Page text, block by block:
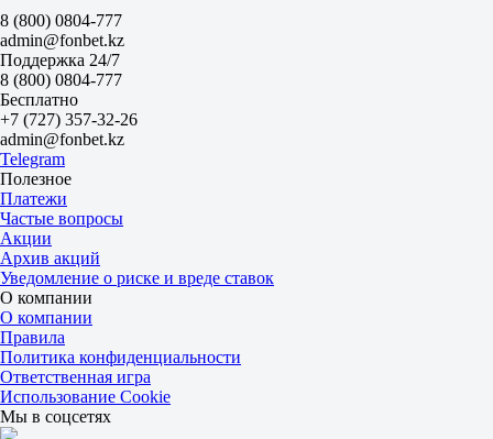
Да
2.07
Нет
1.68
ИТ 1
Б
М
0.5
1.30
3.20
ИТ 2
Б
М
0.5
1.55
2.30
Англия (POVEZLO)
-
Франция (PSPRO)
Сегодня в 01:17
3.40
3.00
8 (800) 0804-777
admin@fonbet.kz
Поддержка 24/7
8 (800) 0804-777
Бесплатно
+7 (727) 357-32-26
admin@fonbet.kz
Telegram
Полезное
Платежи
Частые вопросы
Акции
Архив акций
Уведомление о риске и вреде ставок
О компании
О компании
Правила
Политика конфиденциальности
Ответственная игра
Использование Cookie
Мы в соцсетях